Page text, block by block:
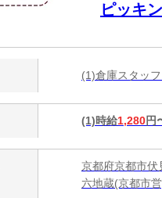
ピッキ
(1)倉庫スタッ
(1)時給1,280円
京都府京都市伏
六地蔵(京都市